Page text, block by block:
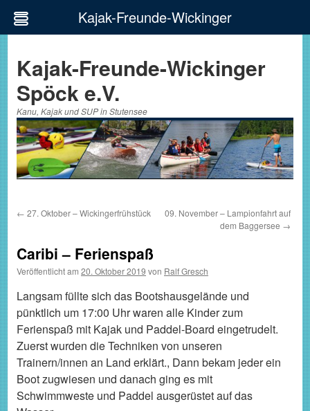
springen
Kajak-Freunde-Wickinger
Spöck e.V.
Kanu, Kajak und SUP in Stutensee
← 27. Oktober – Wickingerfrühstück
09. November – Lampionfahrt auf
dem Baggersee →
Caribi – Ferienspaß
Veröffentlicht am 20. Oktober 2019 von Ralf Gresch
Langsam füllte sich das Bootshausgelände und
pünktlich um 17:00 Uhr waren alle Kinder zum
Ferienspaß mit Kajak und Paddel-Board eingetrudelt.
Zuerst wurden die Techniken von unseren
Trainern/innen an Land erklärt., Dann bekam jeder ein
Boot zugwiesen und danach ging es mit
Schwimmweste und Paddel ausgerüstet auf das
Kajak-Freunde-Wickinger